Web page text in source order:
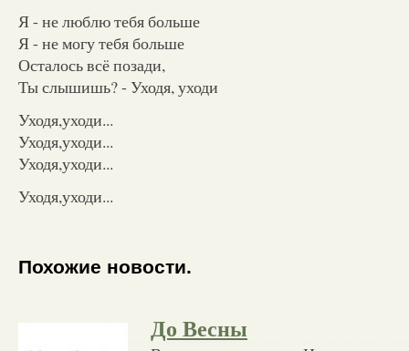
Я - не люблю тебя больше
Я - не могу тебя больше
Осталось всё позади,
Ты слышишь? - Уходя, уходи
Уходя,уходи...
Уходя,уходи...
Уходя,уходи...
Уходя,уходи...
Похожие новости.
До Весны